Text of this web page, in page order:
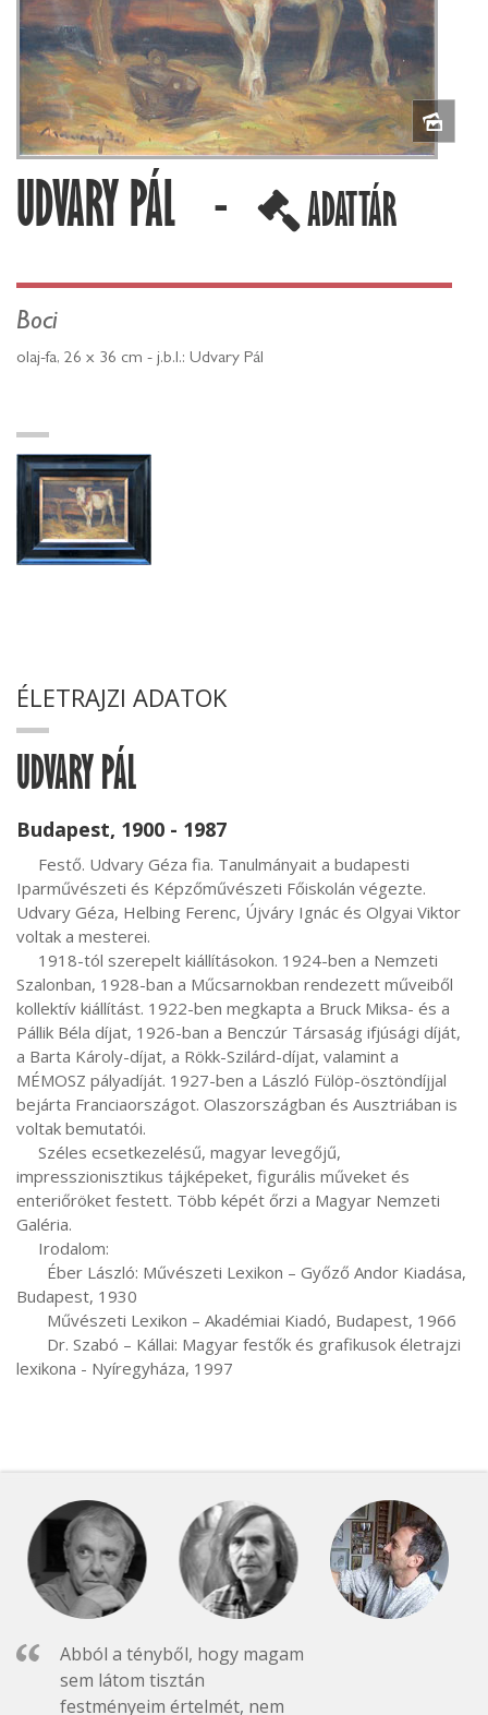
UDVARY PÁL - ADATTÁR
Boci
olaj-fa, 26 x 36 cm - j.b.l.: Udvary Pál
ÉLETRAJZI ADATOK
UDVARY PÁL
Budapest, 1900 - 1987
Iparművészeti és Képzőművészeti Főiskolán végezte.
Udvary Géza, Helbing Ferenc, Újváry Ignác és Olgyai Viktor
voltak a mesterei.
Szalonban, 1928-ban a Műcsarnokban rendezett műveiből
kollektív kiállítást. 1922-ben megkapta a Bruck Miksa- és a
Pállik Béla díjat, 1926-ban a Benczúr Társaság ifjúsági díját,
a Barta Károly-díjat, a Rökk-Szilárd-díjat, valamint a
MÉMOSZ pályadíját. 1927-ben a László Fülöp-ösztöndíjjal
bejárta Franciaországot. Olaszországban és Ausztriában is
voltak bemutatói.
impresszionisztikus tájképeket, figurális műveket és
enteriőröket festett. Több képét őrzi a Magyar Nemzeti
Galéria.
Budapest, 1930
lexikona - Nyíregyháza, 1997
Abból a tényből, hogy magam
sem látom tisztán
festményeim értelmét, nem